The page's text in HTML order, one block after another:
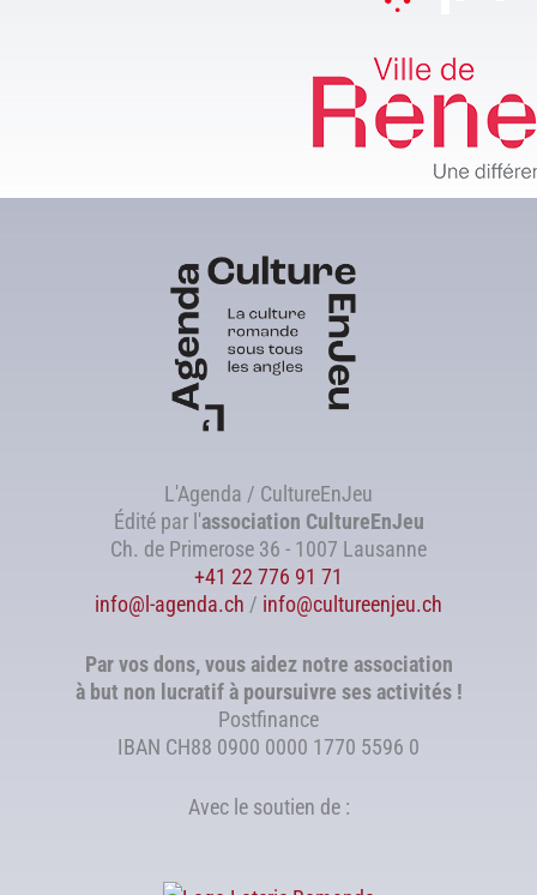
L'Agenda / CultureEnJeu
Édité par l'association CultureEnJeu
Ch. de Primerose 36 - 1007 Lausanne
+41 22 776 91 71
info@l-agenda.ch / info@cultureenjeu.ch
Par vos dons, vous aidez notre association
à but non lucratif à poursuivre ses activités !
Postfinance
IBAN CH88 0900 0000 1770 5596 0
Avec le soutien de :